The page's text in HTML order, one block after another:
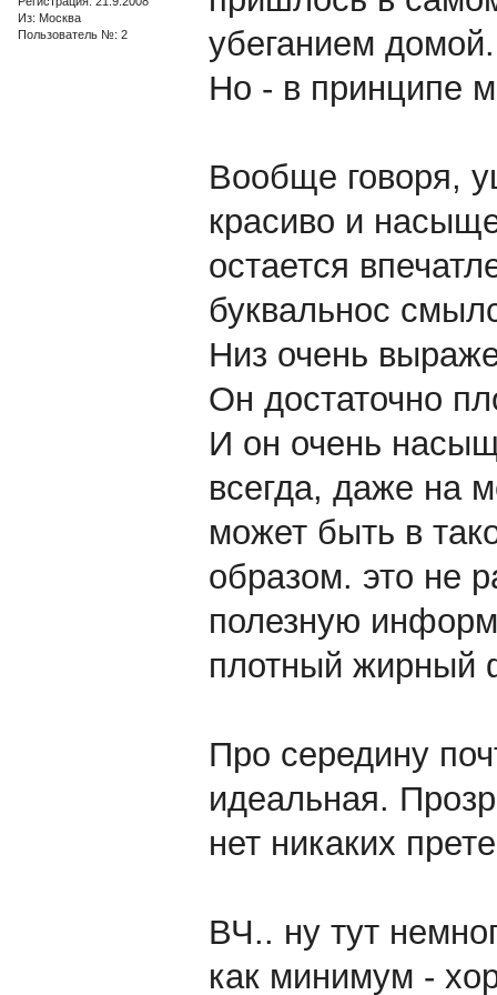
Из: Москва
Пользователь №: 2
убеганием домой.
Но - в принципе
Вообще говоря,
красиво и
остается
буквальнос
Низ очень
Он достаточно
И он очень
всегда, даже на
может быть в
образом. это не
полезную
плотный жирный
Про середину
идеальная.
нет никаких
ВЧ.. ну тут
как минимум -